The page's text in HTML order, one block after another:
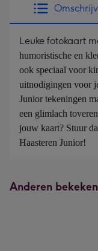
-
Dimensions:
241
x
333
mm
Leuke fotokaart
humoristische en
ook speciaal voor
uitnodigingen voor
Junior tekeningen
een glimlach
jouw kaart? Stuur
Haasteren Junior!
Anderen